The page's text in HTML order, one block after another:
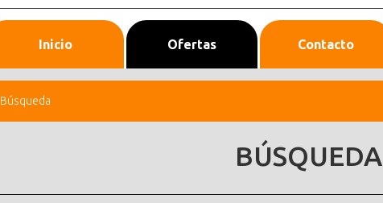
Inicio Ofertas Contacto
Búsqueda
BÚSQUEDA